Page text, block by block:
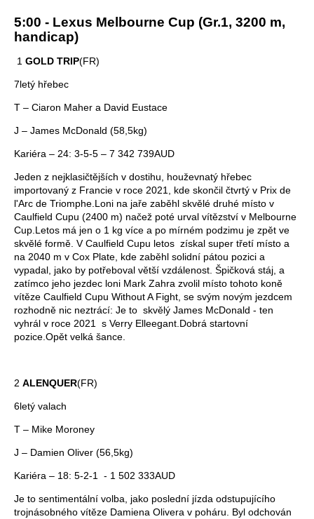
5:00 - Lexus Melbourne Cup (Gr.1, 3200 m,
handicap)
1 GOLD TRIP(FR)
7letý hřebec
T – Ciaron Maher a David Eustace
J – James McDonald (58,5kg)
Kariéra – 24: 3-5-5 – 7 342 739AUD
Jeden z nejklasičtějších v dostihu, houževnatý hřebec
importovaný z Francie v roce 2021, kde skončil čtvrtý v Prix de
l'Arc de Triomphe.Loni na jaře zaběhl skvělé druhé místo v
Caulfield Cupu (2400 m) načež poté urval vítězství v Melbourne
Cup.Letos má jen o 1 kg více a po mírném podzimu je zpět ve
skvělé formě. V Caulfield Cupu letos získal super třetí místo a
na 2040 m v Cox Plate, kde zaběhl solidní pátou pozici a
vypadal, jako by potřeboval větší vzdálenost. Špičková stáj, a
zatímco jeho jezdec loni Mark Zahra zvolil místo tohoto koně
vítěze Caulfield Cupu Without A Fight, se svým novým jezdcem
rozhodně nic neztrácí: Je to skvělý James McDonald - ten
vyhrál v roce 2021 s Verry Elleegant.Dobrá startovní
pozice.Opět velká šance.
2 ALENQUER(FR)
6letý valach
T – Mike Moroney
J – Damien Oliver (56,5kg)
Kariéra – 18: 5-2-1 - 1 502 333AUD
Je to sentimentální volba, jako poslední jízda odstupujícího
trojnásobného vítěze Damiena Olivera v poháru. Byl odchován